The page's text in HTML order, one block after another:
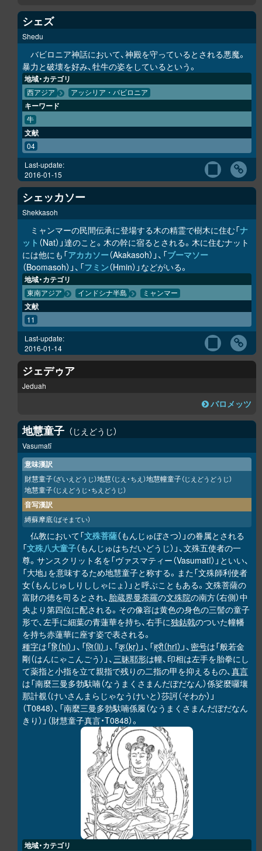
シェズ
Shedu
バビロニア神話において、神殿を守っているとされる悪魔。
暴力と破壊を好み、牡牛の姿をしているという。
地域・カテゴリ
西アジア アッシリア・バビロニア
キーワード
牛
文献
04
Last-update:
2016-01-15
シェッカソー
Shekkasoh
ミャンマーの民間伝承に登場する木の精霊で樹木に住む「ナ
ット （Nat）」達のこと。木の幹に宿るとされる。木に住むナット
には他にも「アカカソー（Akakasoh）」、「ブーマソー
（Boomasoh）」、「フミン（Hmin）」などがいる。
地域・カテゴリ
東南アジア インドシナ半島 ミャンマー
文献
11
Last-update:
2016-01-14
ジェデゥア
Jeduah
バロメッツ
地慧童子 じえどうじ
Vasumatī
意味漢訳
財慧童子（ざいえどうじ）地慧（じえ・ちえ）地慧幢童子（じえどうどうじ）
地慧童子（じえどうじ・ちえどうじ）
音写漢訳
縛蘇摩底（ばそまてい）
仏教において「文殊菩薩（もんじゅぼさつ）」の眷属とされる
「文殊八大童子（もんじゅはちだいどうじ）」、文殊五使者の一
尊。サンスクリット名を「ヴァスマティー（Vasumatī）」といい、
「大地」を意味するため地慧童子と称する。また「文殊師利使者
女（もんじゅしりししゃにょ）」と呼ぶこともある。文殊菩薩の
富財の徳を司るとされ、 胎蔵界曼荼羅の文殊院の南方（右側）中
央より第四位に配される。その像容は黄色の身色の三髻の童子
形で、左手に細葉の青蓮華を持ち、右手に独鈷戟のついた幢幡
を持ち赤蓮華に座す姿で表される。
種字は「हि（hi） 」、「लि（li） 」、「कृ（kṛ） 」、「ह्री（hrī） 」、 密号は「般若金
剛（はんにゃこんごう）」、三昧耶形は幢、印相は左手を胎拳にし
て薬指と小指を立て親指で残りの二指の甲を抑えるもの、真言
は「南麼三曼多勃馱喃（なうまくさまんだぼだなん）係娑麼囉壤
那計覩（けいさんまらじゃなうけいと）莎訶（そわか）」
（T0848）、「南麼三曼多勃馱喃係履（なうまくさまんだぼだなん
きり）」（財慧童子真言・T0848）。
地域・カテゴリ